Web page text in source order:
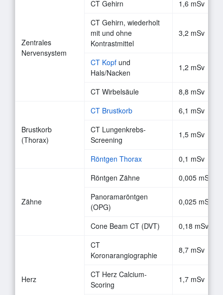
Zentrales
Nervensystem
CT Gehirn
1,6 mSv
CT Gehirn, wiederholt
mit und ohne
Kontrastmittel
3,2 mSv
CT Kopf und
Hals/Nacken
1,2 mSv
CT Wirbelsäule 8,8 mSv
Brustkorb
(Thorax)
CT Brustkorb
6,1 mSv
CT Lungenkrebs-
Screening
1,5 mSv
Röntgen Thorax 0,1 mSv
Zähne
Röntgen Zähne
0,005 mSv
Panoramaröntgen
(OPG)
0,025 mSv
Cone Beam CT (DVT) 0,18 mSv
Herz
CT
Koronarangiographie
8,7 mSv
CT Herz Calcium-
Scoring
1,7 mSv